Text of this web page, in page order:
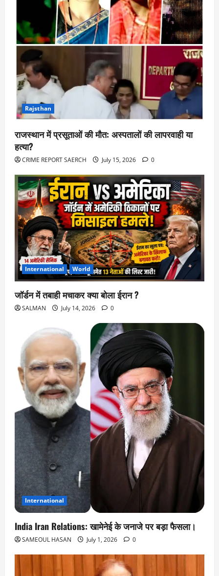
Rajsthan
राजस्थान में प्रसूताओं की मौत: अस्पतालों की लापरवाही या
हत्या?
CRIME REPORT SAERCH July 15, 2026 0
International World
जॉर्डन में तबाही मचाकर क्या बोला ईरान ?
SALMAN July 14, 2026 0
International
India Iran Relations: खामेनेई के जनाजे पर बड़ा फैसला।
SAMEOUL HASAN July 1, 2026 0